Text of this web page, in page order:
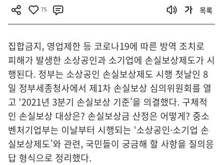
75 목록
집합금지, 영업제한 등 코로나19에 따른 방역 조치로
피해가 발생한 소상공인과 소기업에 손실보상제도가 시
행된다. 정부는 소상공인 손실보상제도 시행 첫날인 8
일 정부세종청사에서 제1차 손실보상 심의위원회를 열
고 ‘2021년 3분기 손실보상 기준’을 의결했다. 구체적
인 손실보상 대상은? 손실보상금 산정은 어떻게? 중소
벤처기업부는 이날부터 시행되는 ‘소상공인·소기업 손
실보상제도’와 관련, 국민들이 궁금해 할 사항을 질의응
답 형식으로 정리했다.